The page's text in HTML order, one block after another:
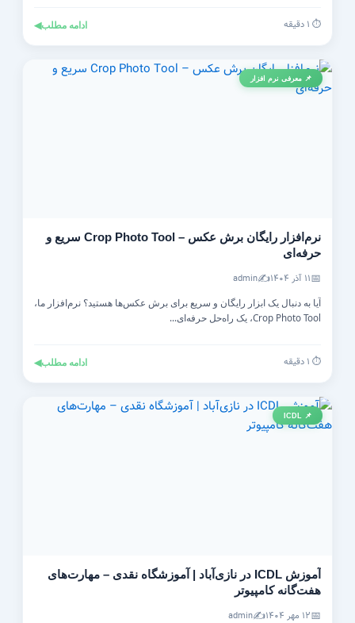
⏱️ ۱ دقیقه ادامه مطلب◀
📌 معرفی نرم افزار
نرم‌افزار رایگان برش عکس – Crop Photo Tool سریع و
حرفه‌ای
📅۱۱ آذر ۱۴۰۴ ✍️
admin
آیا به دنبال یک ابزار رایگان و سریع برای برش عکس‌ها هستید؟ نرم‌افزار ما،
Crop Photo Tool، یک راه‌حل حرفه‌ای...
⏱️ ۱ دقیقه ادامه مطلب◀
📌 ICDL
آموزش ICDL در نازی‌آباد | آموزشگاه نقدی – مهارت‌های
هفت‌گانه کامپیوتر
📅۱۲ مهر ۱۴۰۴ ✍️
admin